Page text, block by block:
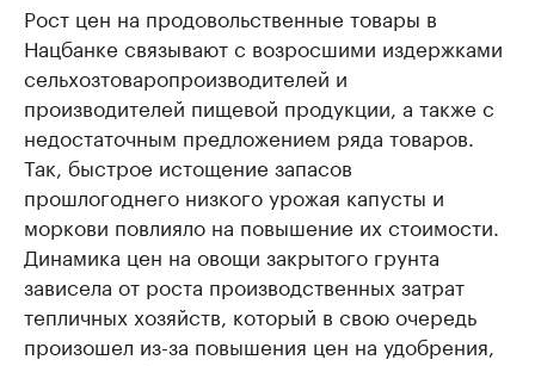
Рост цен на продовольственные товары в
Нацбанке связывают с возросшими издержками
сельхозтоваропроизводителей и
производителей пищевой продукции, а также с
недостаточным предложением ряда товаров.
Так, быстрое истощение запасов
прошлогоднего низкого урожая капусты и
моркови повлияло на повышение их стоимости.
Динамика цен на овощи закрытого грунта
зависела от роста производственных затрат
тепличных хозяйств, который в свою очередь
произошел из-за повышения цен на удобрения,